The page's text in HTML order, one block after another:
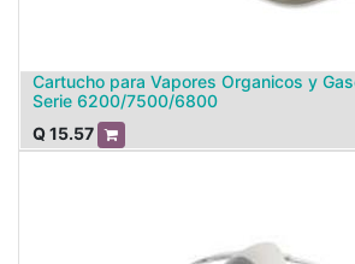
Cartucho para Vapores Organicos y
Serie 6200/7500/6800
Q15.57